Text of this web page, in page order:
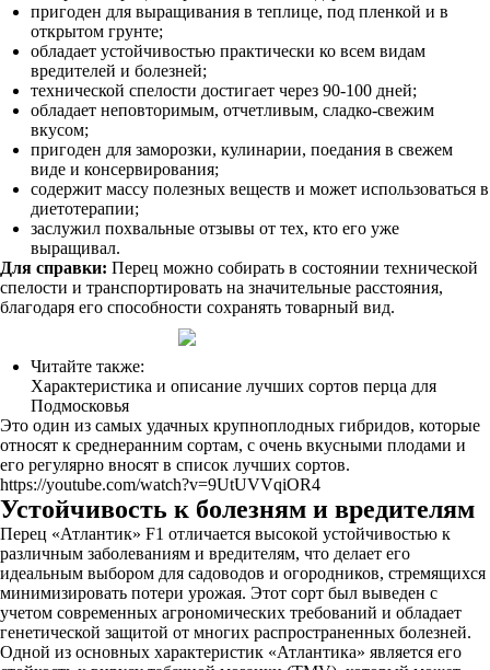
пригоден для выращивания в теплице, под пленкой и в
открытом грунте;
обладает устойчивостью практически ко всем видам
вредителей и болезней;
технической спелости достигает через 90-100 дней;
обладает неповторимым, отчетливым, сладко-свежим
вкусом;
пригоден для заморозки, кулинарии, поедания в свежем
виде и консервирования;
содержит массу полезных веществ и может использоваться в
диетотерапии;
заслужил похвальные отзывы от тех, кто его уже
выращивал.
Для справки: Перец можно собирать в состоянии технической
спелости и транспортировать на значительные расстояния,
благодаря его способности сохранять товарный вид.
Читайте также:
Характеристика и описание лучших сортов перца для
Подмосковья
Это один из самых удачных крупноплодных гибридов, которые
относят к среднеранним сортам, с очень вкусными плодами и
его регулярно вносят в список лучших сортов.
https://youtube.com/watch?v=9UtUVVqiOR4
Устойчивость к болезням и вредителям
Перец «Атлантик» F1 отличается высокой устойчивостью к
различным заболеваниям и вредителям, что делает его
идеальным выбором для садоводов и огородников, стремящихся
минимизировать потери урожая. Этот сорт был выведен с
учетом современных агрономических требований и обладает
генетической защитой от многих распространенных болезней.
Одной из основных характеристик «Атлантика» является его